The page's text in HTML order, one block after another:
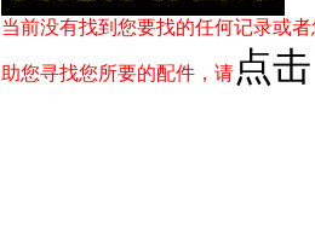
当前没有找到您要找的任何记录或
助您寻找您所要的配件，请 点击